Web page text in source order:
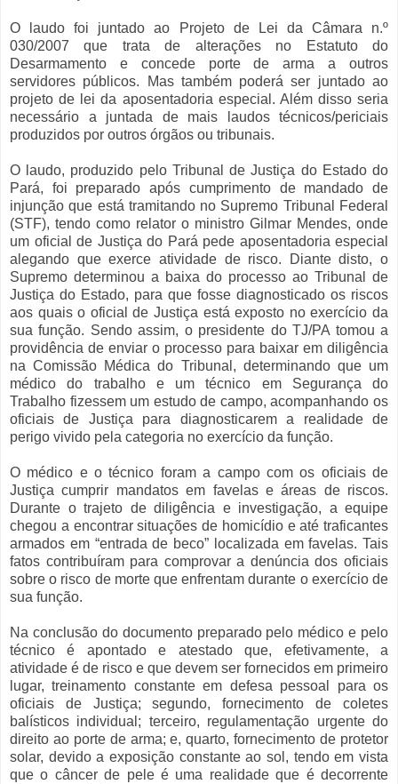
O laudo foi juntado ao Projeto de Lei da Câmara n.º
030/2007 que trata de alterações no Estatuto do
Desarmamento e concede porte de arma a outros
servidores públicos. Mas também poderá ser juntado ao
projeto de lei da aposentadoria especial. Além disso seria
necessário a juntada de mais laudos técnicos/periciais
produzidos por outros órgãos ou tribunais.
O laudo, produzido pelo Tribunal de Justiça do Estado do
Pará, foi preparado após cumprimento de mandado de
injunção que está tramitando no Supremo Tribunal Federal
(STF), tendo como relator o ministro Gilmar Mendes, onde
um oficial de Justiça do Pará pede aposentadoria especial
alegando que exerce atividade de risco. Diante disto, o
Supremo determinou a baixa do processo ao Tribunal de
Justiça do Estado, para que fosse diagnosticado os riscos
aos quais o oficial de Justiça está exposto no exercício da
sua função. Sendo assim, o presidente do TJ/PA tomou a
providência de enviar o processo para baixar em diligência
na Comissão Médica do Tribunal, determinando que um
médico do trabalho e um técnico em Segurança do
Trabalho fizessem um estudo de campo, acompanhando os
oficiais de Justiça para diagnosticarem a realidade de
perigo vivido pela categoria no exercício da função.
O médico e o técnico foram a campo com os oficiais de
Justiça cumprir mandatos em favelas e áreas de riscos.
Durante o trajeto de diligência e investigação, a equipe
chegou a encontrar situações de homicídio e até traficantes
armados em “entrada de beco” localizada em favelas. Tais
fatos contribuíram para comprovar a denúncia dos oficiais
sobre o risco de morte que enfrentam durante o exercício de
sua função.
Na conclusão do documento preparado pelo médico e pelo
técnico é apontado e atestado que, efetivamente, a
atividade é de risco e que devem ser fornecidos em primeiro
lugar, treinamento constante em defesa pessoal para os
oficiais de Justiça; segundo, fornecimento de coletes
balísticos individual; terceiro, regulamentação urgente do
direito ao porte de arma; e, quarto, fornecimento de protetor
solar, devido a exposição constante ao sol, tendo em vista
que o câncer de pele é uma realidade que é decorrente